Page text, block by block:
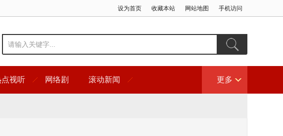
设为首页 收藏本站 网站地图 手机访问
点视听 网络剧 滚动新闻 更多